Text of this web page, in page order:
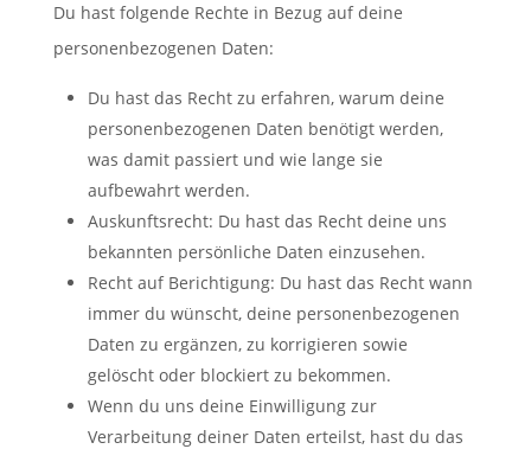
Du hast folgende Rechte in Bezug auf deine
personenbezogenen Daten:
Du hast das Recht zu erfahren, warum deine
personenbezogenen Daten benötigt werden,
was damit passiert und wie lange sie
aufbewahrt werden.
Auskunftsrecht: Du hast das Recht deine uns
bekannten persönliche Daten einzusehen.
Recht auf Berichtigung: Du hast das Recht wann
immer du wünscht, deine personenbezogenen
Daten zu ergänzen, zu korrigieren sowie
gelöscht oder blockiert zu bekommen.
Wenn du uns deine Einwilligung zur
Verarbeitung deiner Daten erteilst, hast du das